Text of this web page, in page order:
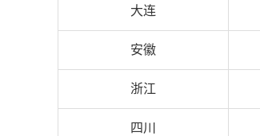
大连
安徽
浙江
四川